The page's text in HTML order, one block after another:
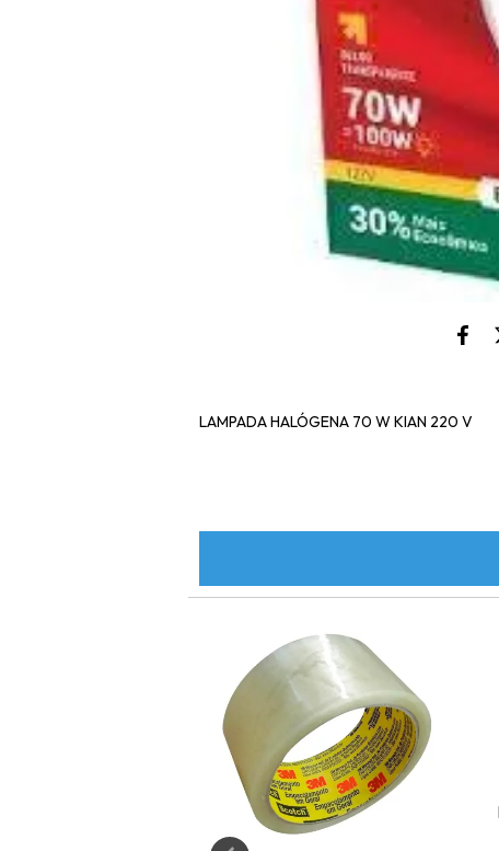
LAMPADA HALÓGENA 70 W KIAN 220 V